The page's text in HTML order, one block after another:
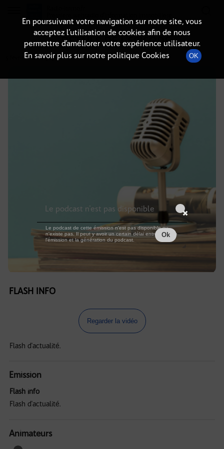
DÉTAILS DE L'ÉPISODE
5 février 2026à 5h59 , durée : Invalid date
FLASH INFO
Regarder la vidéo
Flash d'actualité.
Emission
Flash info
Flash d'actualité.
Animateurs
En poursuivant votre navigation sur notre site, vous
acceptez l’utilisation de cookies afin de nous
permettre d’améliorer votre expérience utilisateur.
En savoir plus sur notre politique Cookies
OK
Le podcast n'est pas disponible
Le podcast de cette émission n'est pas disponible ou
n'existe pas. Il peut y avoir un certain délai entre la fin de
l'émission et la génération du podcast.
Ok